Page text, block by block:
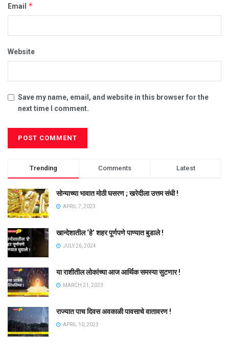
Email *
Website
Save my name, email, and website in this browser for the
next time I comment.
Trending Comments Latest
सोन्याच्या भावात मोठी घसरण ; खरेदीला उत्तम संधी !
APRIL 7, 2023
खान्देशातील ‘हे’ शहर पूर्णपणे पाण्यात बुडाले !
JULY 26, 2024
या राशीतील लोकांच्या आज आर्थिक समस्या सुटणार !
MARCH 21, 2023
राज्यात पाच दिवस अवकाळी पावसाचे वातावरण !
APRIL 10, 2023